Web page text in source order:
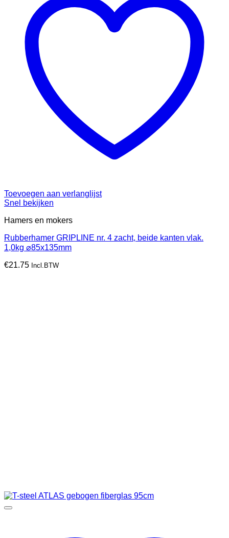
Toevoegen aan verlanglijst
Snel bekijken
Hamers en mokers
Rubberhamer GRIPLINE nr. 4 zacht, beide kanten vlak.
1,0kg ⌀85x135mm
€21.75 Incl.BTW